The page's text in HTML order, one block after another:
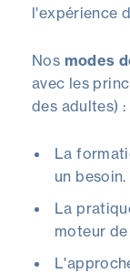
l'expérience
Nos modes
avec les
des adultes) :
La
un besoin.
La
moteur